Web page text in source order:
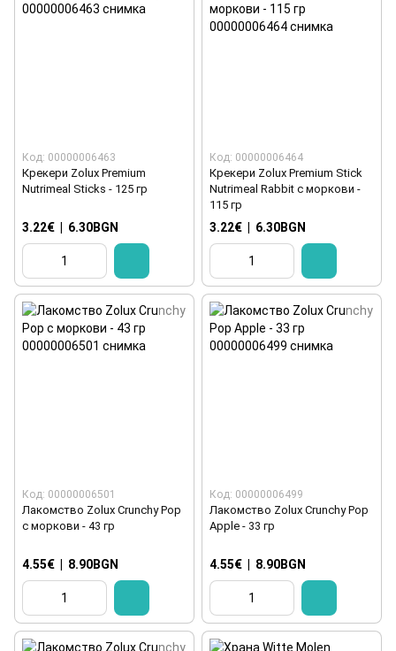
Код: 00000006463
Крекери Zolux Premium
Nutrimeal Sticks - 125 гр
3.22€ 6.30BGN
Код: 00000006464
Крекери Zolux Premium Stick
Nutrimeal Rabbit с моркови -
115 гр
3.22€ 6.30BGN
Код: 00000006501
Лакомство Zolux Crunchy Pop
с моркови - 43 гр
4.55€ 8.90BGN
Код: 00000006499
Лакомство Zolux Crunchy Pop
Apple - 33 гр
4.55€ 8.90BGN